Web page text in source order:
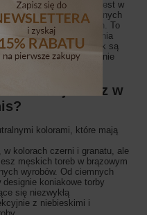
naturalnej wyposażone jest w
przechowywanych
laptop czy smartfon. To
do pracy, które wyróżnia
W asortymencie jednak są
na zewnętrznej stronie
znajdziesz w
kolorami, które mają
kolorach czerni i granatu, ale
męskich toreb w brązowym
wyrobów. Od ciemnych
koniakowe torby
się niezwykłą
z niebieskimi i